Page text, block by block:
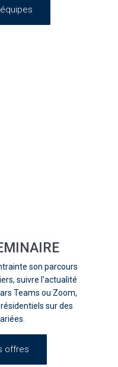
son parcours
suivre l'actualité
Teams ou Zoom,
sur des
offres